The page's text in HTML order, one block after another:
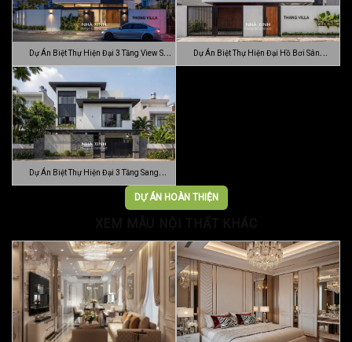
Dự Án Biệt Thự Hiện Đại 3 Tầng View Sân
…
Dự Án Biệt Thự Hiện Đại Hồ Bơi Sân
Dự Án Biệt Thự Hiện Đại 3 Tầng Sang
DỰ ÁN HOÀN THIỆN